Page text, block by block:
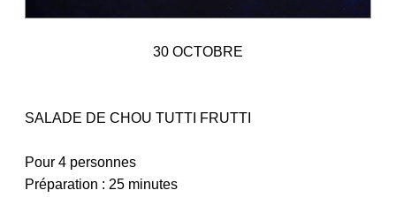
30 OCTOBRE
SALADE DE CHOU TUTTI FRUTTI
Pour 4 personnes
Préparation : 25 minutes